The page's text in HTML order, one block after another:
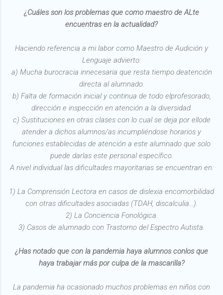
¿Cuáles son los problemas que como maestro de ALte
encuentras en la actualidad?
Haciendo referencia a mi labor como Maestro de Audición y
Lenguaje advierto:
a) Mucha burocracia innecesaria que resta tiempo deatención
directa al alumnado.
b) Falta de formación inicial y continua de todo elprofesorado,
dirección e inspección en atención a la diversidad.
c) Sustituciones en otras clases con lo cual se deja por ellode
atender a dichos alumnos/as incumpliéndose horarios y
funciones establecidas de atención a este alumnado que solo
puede darlas este personal específico.
A nivel individual las dificultades mayoritarias se encuentran en:
1) La Comprensión Lectora en casos de dislexia encomorbilidad
con otras dificultades asociadas (TDAH, discalculia...).
2) La Conciencia Fonológica.
3) Casos de alumnado con Trastorno del Espectro Autista.
¿Has notado que con la pandemia haya alumnos conlos que
haya trabajar más por culpa de la mascarilla?
La pandemia ha ocasionado muchos problemas en niños con